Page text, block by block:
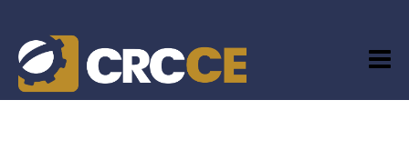
content